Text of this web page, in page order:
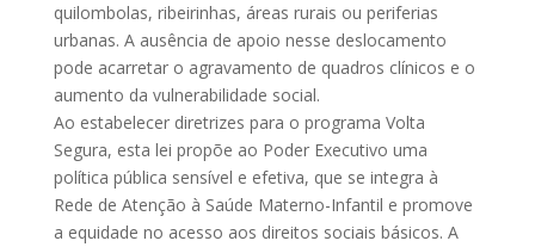
quilombolas, ribeirinhas, áreas rurais ou periferias
urbanas. A ausência de apoio nesse deslocamento
pode acarretar o agravamento de quadros clínicos e o
aumento da vulnerabilidade social.
Ao estabelecer diretrizes para o programa Volta
Segura, esta lei propõe ao Poder Executivo uma
política pública sensível e efetiva, que se integra à
Rede de Atenção à Saúde Materno-Infantil e promove
a equidade no acesso aos direitos sociais básicos. A